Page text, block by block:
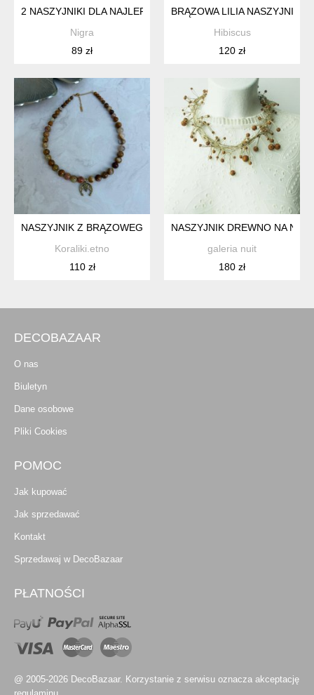
2 NASZYJNIKI DLA NAJLEPSZYCH PRZYJACIÓŁEK,
Nigra
89 zł
BRĄZOWA LILIA NASZYJNIK
Hibiscus
120 zł
NASZYJNIK Z BRĄZOWEGO ONYKSU Z LUNULĄ
Koraliki.etno
110 zł
NASZYJNIK DREWNO NA
galeria nuit
180 zł
DECOBAZAAR
O nas
Biuletyn
Dane osobowe
Pliki Cookies
POMOC
Jak kupować
Jak sprzedawać
Kontakt
Sprzedawaj w DecoBazaar
PŁATNOŚCI
@ 2005-2026 DecoBazaar. Korzystanie z serwisu oznacza akceptację